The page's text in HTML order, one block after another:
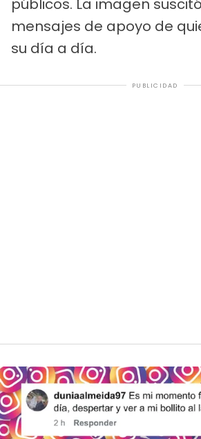
públicos. La imagen
mensajes de apoyo de
su día a día.
PUBLICIDAD